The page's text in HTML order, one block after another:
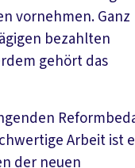
vornehmen. Ganz
bezahlten
gehört das
Arbeit ist
der neuen